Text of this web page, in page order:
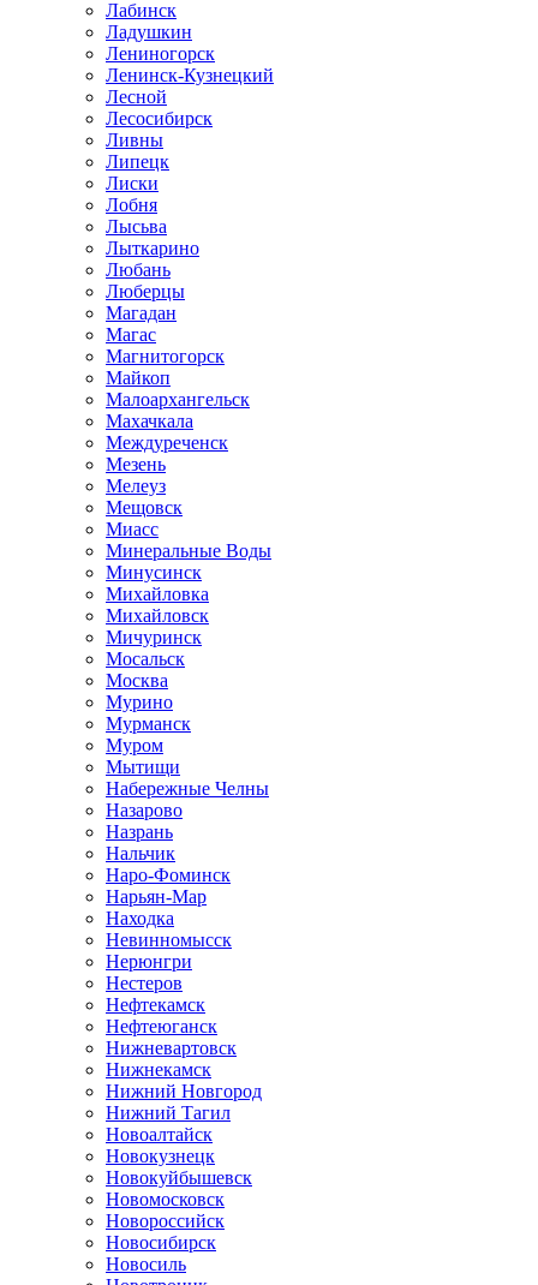
Лабинск
Ладушкин
Лениногорск
Ленинск-Кузнецкий
Лесной
Лесосибирск
Ливны
Липецк
Лиски
Лобня
Лысьва
Лыткарино
Любань
Люберцы
Магадан
Магас
Магнитогорск
Майкоп
Малоархангельск
Махачкала
Междуреченск
Мезень
Мелеуз
Мещовск
Миасс
Минеральные Воды
Минусинск
Михайловка
Михайловск
Мичуринск
Мосальск
Москва
Мурино
Мурманск
Муром
Мытищи
Набережные Челны
Назарово
Назрань
Нальчик
Наро-Фоминск
Нарьян-Мар
Находка
Невинномысск
Нерюнгри
Нестеров
Нефтекамск
Нефтеюганск
Нижневартовск
Нижнекамск
Нижний Новгород
Нижний Тагил
Новоалтайск
Новокузнецк
Новокуйбышевск
Новомосковск
Новороссийск
Новосибирск
Новосиль